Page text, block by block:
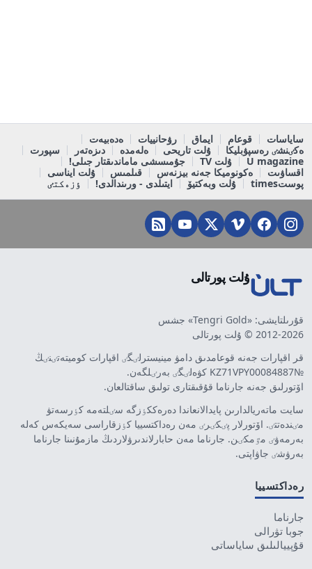
ساياسات قوعام ايماق رۋحانييات
ەدەبيەت
ەكٸنشٸ رەسپۋبليكا
ۇلت تاريحى ەلەمدە دىزەتەر
سپورت
U magazine
ۇلت TV
جۇمىسشى ماماندىقتار جىلى!
اقساۋىت
ەكونوميكا جەنە بيزنەس قىلمىس
ۇلت ايناسى
پوستtimes
ۇلت وبەكتيۆ ايتىلدى - ورىندالدى! ٶزەكتٸ
ۇلت پورتالى
قۇرىلتايشى: «Tengri Gold» جشس
2012-2026 © ۇلت پورتالى
قر اقپارات جەنە قوعامدىق دامۋ مينيسترلٸگٸ اقپارات كوميتەتٸنٸڭ
№KZ71VPY00084887 كۋەلٸگٸ بەرٸلگەن.
اۆتورلىق جەنە جارناما قۇقىقتارى تولىق ساقتالعان.
سايت ماتەريالدارىن پايدالانعاندا دەرەككٶزگە سٸلتەمە كٶرسەتۋ
مٸندەتتٸ. اۆتورلار پٸكٸرٸ مەن رەداكتسييا كٶزقاراسى سەيكەس كەلە
بەرمەۋٸ مٷمكٸن. جارناما مەن حابارلاندىرۋلاردىڭ مازمۇنىنا جارناما
بەرۋشٸ جاۋاپتى.
رەداكتسييا
جارناما
جوبا تۋرالى
قۇپييالىلىق ساياساتى